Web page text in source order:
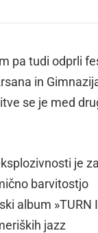
pa tudi odprli
in
se je med
je
barvitostjo
album »TURN
jazz